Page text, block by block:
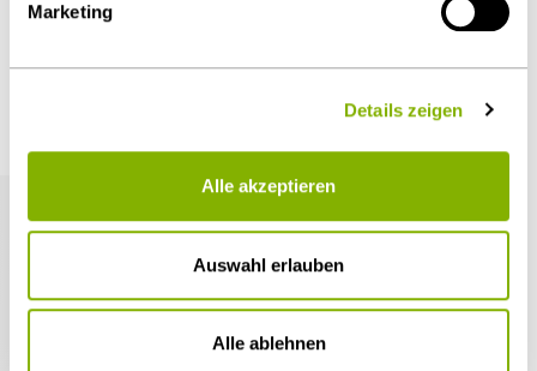
Marketing
Details zeigen
Alle akzeptieren
Auswahl erlauben
Alle ablehnen
Öffentlicher Sektor und Vergabe